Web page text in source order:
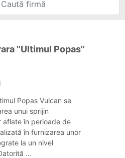
''Ultimul Popas''
Popas Vulcan se
unui sprijin
aflate în perioade de
în furnizarea unor
la un nivel
...